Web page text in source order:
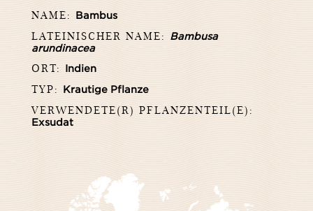
NAME: Bambus
LATEINISCHER NAME:
Bambusa
arundinacea
ORT: Indien
TYP: Krautige Pflanze
VERWENDETE(R) PFLANZENTEIL(E):
Exsudat